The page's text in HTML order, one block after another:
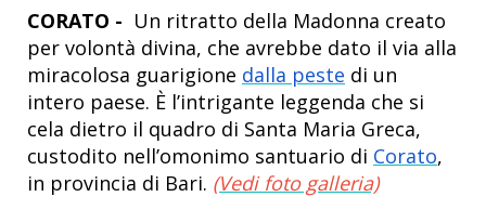
CORATO - Un ritratto della Madonna creato
per volontà divina, che avrebbe dato il via alla
miracolosa guarigione dalla peste di un
intero paese. È l’intrigante leggenda che si
cela dietro il quadro di Santa Maria Greca,
custodito nell’omonimo santuario di Corato,
in provincia di Bari. (Vedi foto galleria)